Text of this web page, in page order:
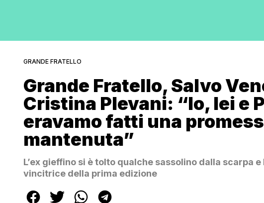
GRANDE FRATELLO
Grande Fratello, Salvo
Cristina Plevani: “Io, lei e
eravamo fatti una
mantenuta”
L’ex gieffino si è tolto qualche sassolino dalla scarpa
vincitrice della prima edizione